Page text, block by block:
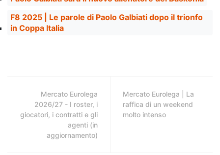
F8 2025 | Le parole di Paolo Galbiati dopo il trionfo
in Coppa Italia
Mercato Eurolega
2026/27 - I roster, i
giocatori, i contratti e gli
agenti (in
aggiornamento)
Mercato Eurolega | La
raffica di un weekend
molto intenso